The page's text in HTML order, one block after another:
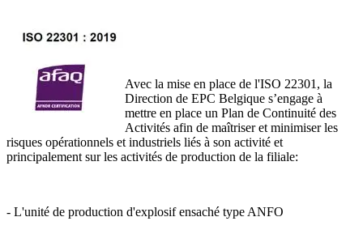
Avec la mise en place de l'ISO 22301, la
Direction de EPC Belgique s’engage à
mettre en place un Plan de Continuité des
Activités afin de maîtriser et minimiser les
risques opérationnels et industriels liés à son activité et
principalement sur les activités de production de la filiale:
- L'unité de production d'explosif ensaché type ANFO